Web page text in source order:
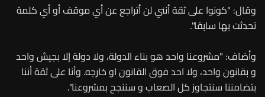
وقال: "كونوا على ثقة أنني لن أتراجع عن أي موقف أو أي كلمة
تحدثت بها سابقا".
وأضاف: "مشروعنا واحد هو بناء الدولة، ولا دولة إلا بجيش واحد
و بقانون واحد، ولا احد فوق القانون او خارجه. وأنا على ثقة أننا
بتضامننا سنتجاوز كل الصعاب و سننجح بمشروعنا".